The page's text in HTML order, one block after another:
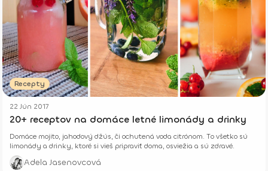
Recepty
22 Jún 2017
20+ receptov na domáce letné limonády a drinky
Domáce mojito, jahodový džús, či ochutená voda citrónom. To všetko sú
limonády a drinky, ktoré si vieš pripraviť doma, osviežia a sú zdravé.
Adela Jasenovcová